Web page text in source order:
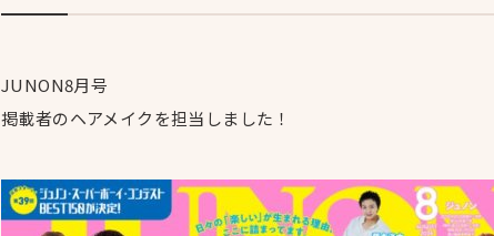
JUNON8月号
掲載者のヘアメイクを担当しました！